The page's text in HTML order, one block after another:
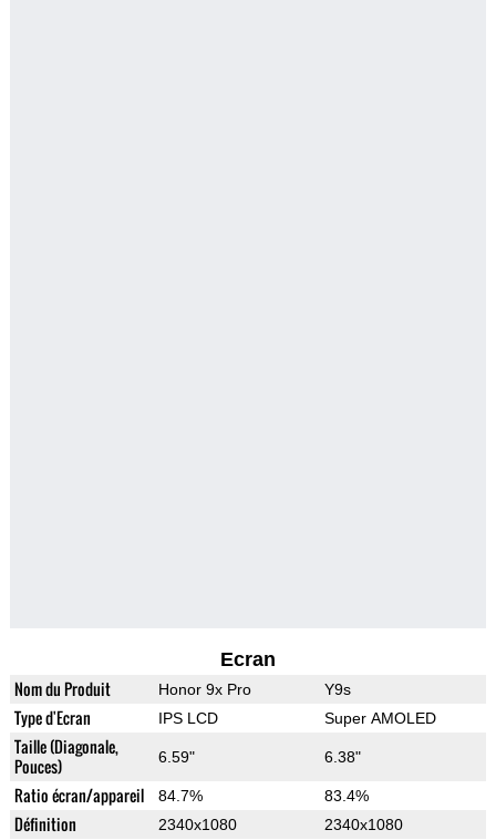
Ecran
Nom du Produit Honor 9x Pro Y9s
Type d'Ecran IPS LCD Super AMOLED
Taille (Diagonale,
Pouces)
6.59" 6.38"
Ratio écran/appareil 84.7% 83.4%
Définition 2340x1080 2340x1080